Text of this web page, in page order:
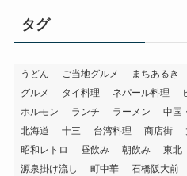
タグ
うどん ご当地グルメ まちあるき
グルメ
タイ料理 ネパール料理
ホルモン
ランチ ラーメン 中国
北海道
十三 台湾料理 商店街
昭和レトロ
昼飲み 朝飲み 東北
源泉掛け流し
町中華 石橋阪大前